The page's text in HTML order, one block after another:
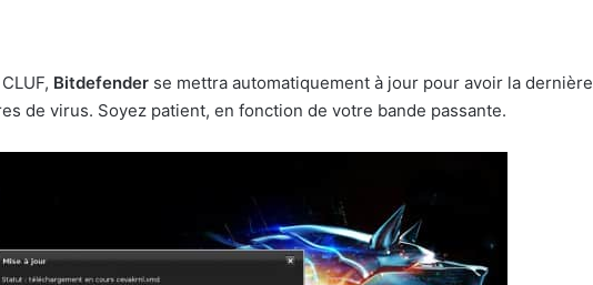
Bitdefender se mettra automatiquement à jour pour avoir la dernière
de virus. Soyez patient, en fonction de votre bande passante.